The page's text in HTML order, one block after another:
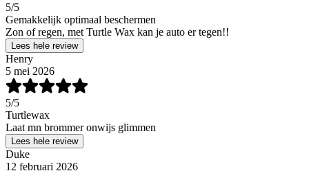
5/5
Gemakkelijk optimaal beschermen
Zon of regen, met Turtle Wax kan je auto er tegen!!
Lees hele review
Henry
5 mei 2026
5/5
Turtlewax
Laat mn brommer onwijs glimmen
Lees hele review
Duke
12 februari 2026